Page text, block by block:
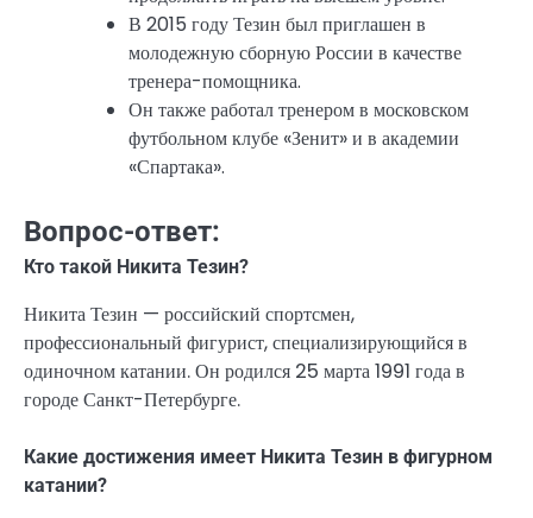
В 2015 году Тезин был приглашен в
молодежную сборную России в качестве
тренера-помощника.
Он также работал тренером в московском
футбольном клубе «Зенит» и в академии
«Спартака».
Вопрос-ответ:
Кто такой Никита Тезин?
Никита Тезин — российский спортсмен,
профессиональный фигурист, специализирующийся в
одиночном катании. Он родился 25 марта 1991 года в
городе Санкт-Петербурге.
Какие достижения имеет Никита Тезин в фигурном
катании?